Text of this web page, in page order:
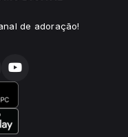
de adoração!